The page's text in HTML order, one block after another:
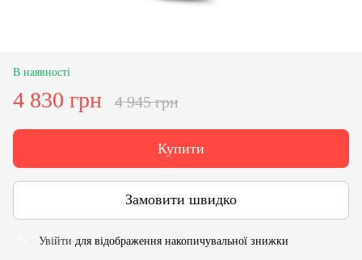
В наявності
4 830 грн 4 945 грн
Купити
Замовити швидко
Увійти для відображення накопичувальної знижки